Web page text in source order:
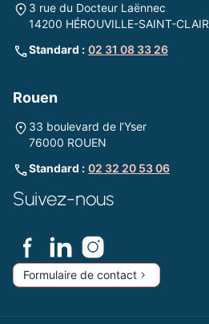
3 rue du Docteur Laënnec
14200 HÉROUVILLE-SAINT-CLAIR
Standard : 02 31 08 33 26
Rouen
33 boulevard de l’Yser
76000 ROUEN
Standard : 02 32 20 53 06
Suivez-nous
Formulaire de contact